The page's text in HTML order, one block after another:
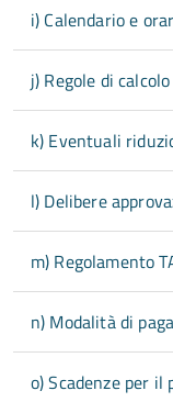
i) Calendario e
j) Regole di
k) Eventuali
l) Delibere
m) Regolamento
n) Modalità di
o) Scadenze per il